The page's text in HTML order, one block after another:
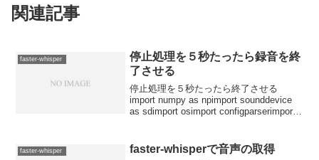
関連記事
faster-whisper
停止処理を５秒たったら録音を終
了させる
停止処理を５秒たったら終了させる
import numpy as npimport sounddevice
as sdimport osimport configparserimport
faster-whisper faster-whisperで音声の取得